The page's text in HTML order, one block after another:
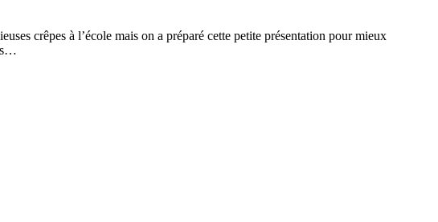
crêpes à l’école mais on a préparé cette petite présentation pour mieux